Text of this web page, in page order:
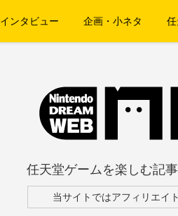
インタビュー 企画・小ネタ
任天堂ゲームを楽しむ記
当サイトではアフィリエイ